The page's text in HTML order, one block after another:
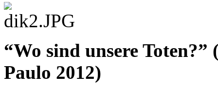
“Wo sind unsere
Paulo 2012)